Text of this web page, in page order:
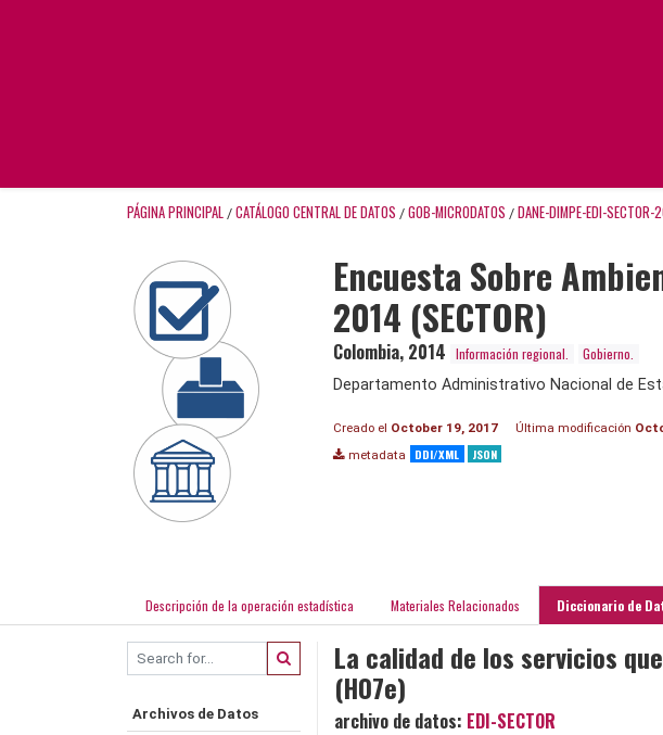
PÁGINA PRINCIPAL / CATÁLOGO CENTRAL DE DATOS / GOB-MICRODATOS / DANE-DIMPE-EDI-SECTOR-
Encuesta Sobre
2014 (SECTOR)
Colombia, 2014 Información regional.
Gobierno.
Departamento Administrativo Nacional de
Creado el October 19, 2017 Última modificación
metadata DDI/XML JSON
Descripción de la operación estadística Materiales Relacionados Diccionario de
Archivos de Datos
La calidad de los servicios
(H07e)
archivo de datos: EDI-SECTOR